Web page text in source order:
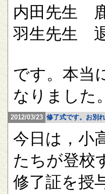
内田先生
羽生先生
です。本当
なりました。
2012/03/23 修了式です。お別
今日は，小
たちが登校
修了証を授